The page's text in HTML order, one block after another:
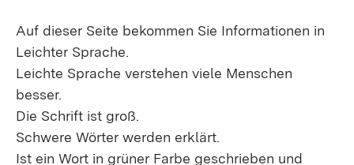
Auf dieser Seite bekommen Sie Informationen in
Leichter Sprache.
Leichte Sprache verstehen viele Menschen
besser.
Die Schrift ist groß.
Schwere Wörter werden erklärt.
Ist ein Wort in grüner Farbe geschrieben und